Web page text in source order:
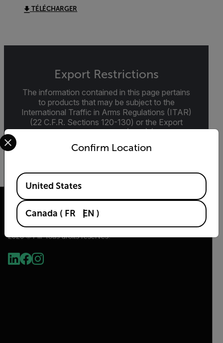
TÉLÉCHARGER
Export Restrictions
The information contained in this page pertains
to products that may be subject to the
International Traffic in Arms Regulations (ITAR)
(22 C.F.R. Sections 120-130) or the Export
Administration Regulations (EAR) (15 C.F.R.
Sections 730-774) depending upon
specifications for the final product; jurisdiction
2026 © Flir Tous droits réservés.
Confirm Location
Select your preferred country and language from the
Available Locations
United States
Canada ( FR EN )